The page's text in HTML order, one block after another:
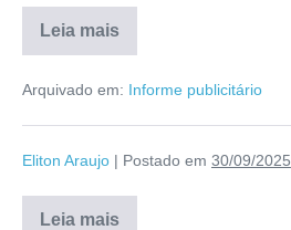
Leia mais
Arquivado em: Informe publicitário
Eliton Araujo | Postado em 30/09/2025
Leia mais